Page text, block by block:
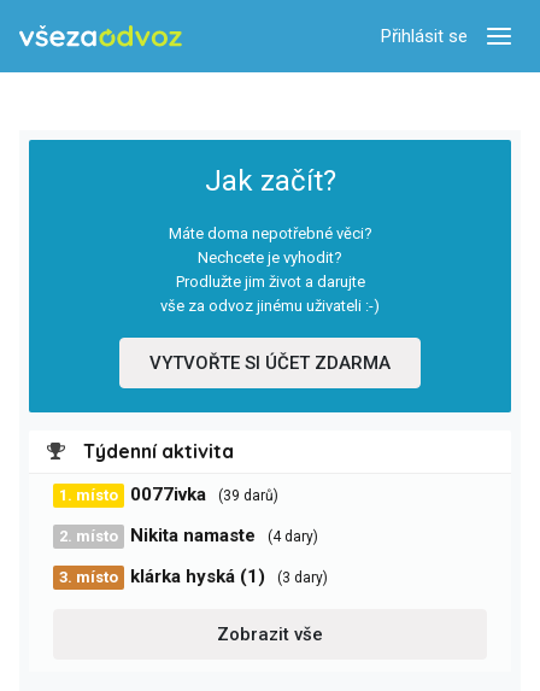
Přihlásit se
Jak začít?
Máte doma nepotřebné věci?
Nechcete je vyhodit?
Prodlužte jim život a darujte
vše za odvoz jinému uživateli :-)
VYTVOŘTE SI ÚČET ZDARMA
Týdenní aktivita
1. místo 0077ivka (39 darů)
2. místo Nikita namaste (4 dary)
3. místo klárka hyská (1) (3 dary)
Zobrazit vše